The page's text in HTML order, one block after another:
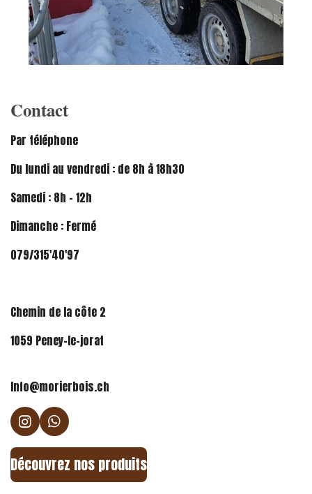
Contact
Par téléphone
Du lundi au vendredi : de 8h à 18h30
Samedi : 8h - 12h
Dimanche : Fermé
079/315'40'97
Chemin de la côte 2
1059 Peney-le-jorat
Info@morierbois.ch
I
n
s
t
a
W
h
a
t
s
Découvrez nos produits